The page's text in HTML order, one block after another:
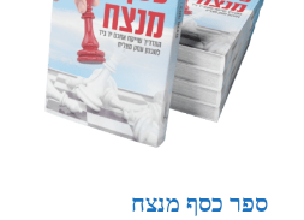
ספר כסף מנצח